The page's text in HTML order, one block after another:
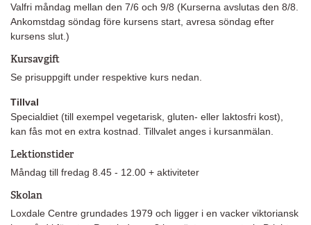
Valfri måndag mellan den 7/6 och 9/8 (Kurserna avslutas den 8/8.
Ankomstdag söndag före kursens start, avresa söndag efter
kursens slut.)
Kursavgift
Se prisuppgift under respektive kurs nedan.
Tillval
Specialdiet (till exempel vegetarisk, gluten- eller laktosfri kost),
kan fås mot en extra kostnad. Tillvalet anges i kursanmälan.
Lektionstider
Måndag till fredag 8.45 - 12.00 + aktiviteter
Skolan
Loxdale Centre grundades 1979 och ligger i en vacker viktoriansk